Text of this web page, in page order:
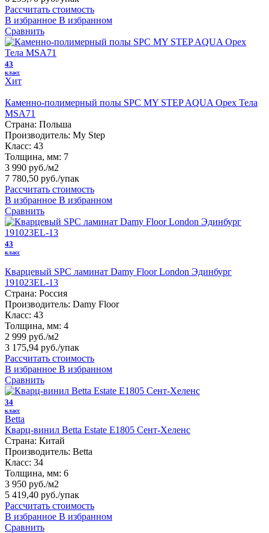
Рассчитать стоимость
В избранное В избранном
Сравнить
43
класс
Хит
Каменно-полимерный полы SPC MY STEP AQUA Орех Тела
MSA71
Страна: Польша
Производитель: My Step
Класс: 43
Толщина, мм: 7
3 990 руб./м2
7 780,50 руб./упак
Рассчитать стоимость
В избранное В избранном
Сравнить
43
класс
Кварцевый SPC ламинат Damy Floor London Эдинбург
191023EL-13
Страна: Россия
Производитель: Damy Floor
Класс: 43
Толщина, мм: 4
2 999 руб./м2
3 175,94 руб./упак
Рассчитать стоимость
В избранное В избранном
Сравнить
34
класс
Betta
Кварц-винил Betta Estate E1805 Сент-Хеленс
Страна: Китай
Производитель: Betta
Класс: 34
Толщина, мм: 6
3 950 руб./м2
5 419,40 руб./упак
Рассчитать стоимость
В избранное В избранном
Сравнить